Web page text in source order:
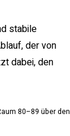
stabile
der von
dabei, den
80–89 über den